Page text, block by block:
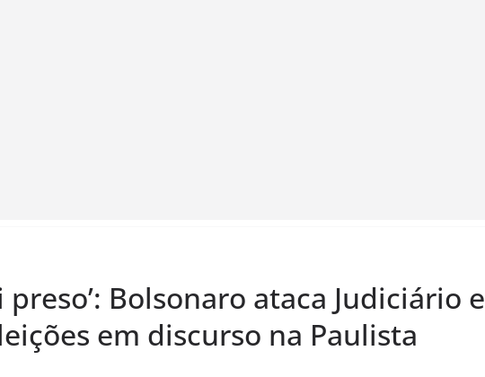
preso’: Bolsonaro ataca Judiciário e
em discurso na Paulista